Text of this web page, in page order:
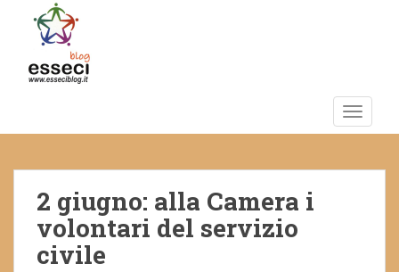
m
2 giugno: alla Camera i
volontari del servizio
civile